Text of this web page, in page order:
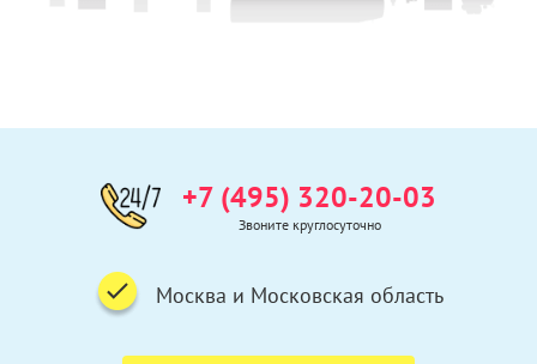
+7 (495) 320-20-03
Звоните круглосуточно
Москва и Московская область